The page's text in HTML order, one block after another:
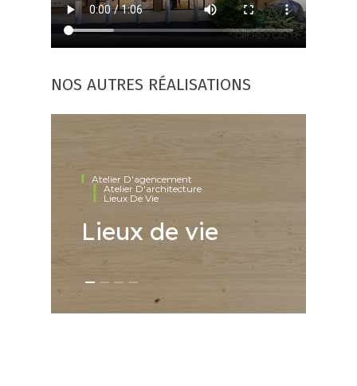
NOS AUTRES RÉALISATIONS
Atelier D'agencement
Atelier D'architecture
Lieux De Vie
Lieux de vie